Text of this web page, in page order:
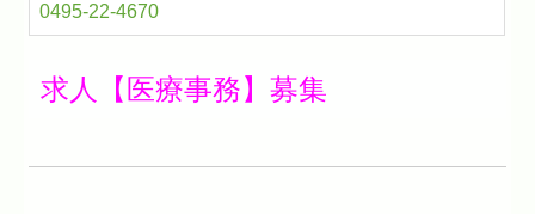
0495-22-4670
求人【医療事務】募集